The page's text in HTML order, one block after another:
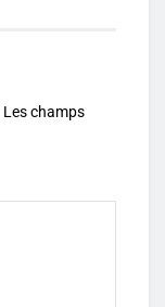
Les champs